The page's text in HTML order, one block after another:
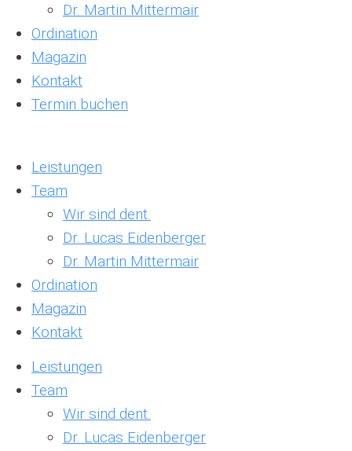
Dr. Martin Mittermair
Ordination
Magazin
Kontakt
Termin buchen
Leistungen
Team
Wir sind dent.
Dr. Lucas Eidenberger
Dr. Martin Mittermair
Ordination
Magazin
Kontakt
Leistungen
Team
Wir sind dent.
Dr. Lucas Eidenberger